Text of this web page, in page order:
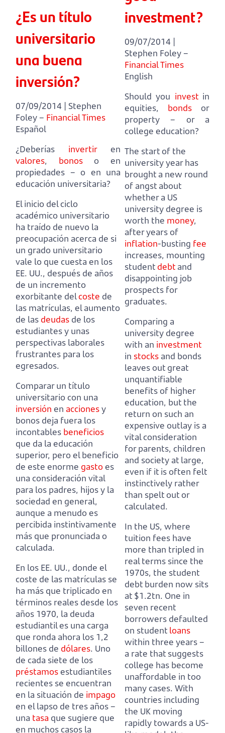
¿Es un título
universitario
una buena
inversión?
07/09/2014 | Stephen
Foley – Financial Times
Español
¿Deberías invertiren
valores, bonoso en
propiedades – o en una
educación universitaria?
El inicio del ciclo
académico universitario
ha traído de nuevo la
preocupación acerca de si
un grado universitario
vale lo que cuesta en los
EE. UU., después de años
de un incremento
exorbitante delcoste de
las matrículas, el aumento
de las deudas de los
estudiantes y unas
perspectivas laborales
frustrantes para los
egresados.
Comparar un título
universitario con una
inversión en accionesy
bonos deja fuera los
incontables beneficios
que da la educación
superior, pero el beneficio
de este enorme gastoes
una consideración vital
para los padres, hijos y la
sociedad en general,
aunque a menudo es
percibida instintivamente
más que pronunciada o
calculada.
En los EE. UU., donde el
coste de las matrículas se
ha más que triplicado en
términos reales desde los
años 1970, la deuda
estudiantil es una carga
que ronda ahora los 1,2
billones de dólares. Uno
de cada siete de los
préstamosestudiantiles
recientes se encuentran
en la situación de impago
en el lapso de tres años –
una tasa que sugiere que
en muchos casos la
investment?
09/07/2014 |
Stephen Foley –
Financial Times
English
Should you investin
equities, bonds or
property – or a
college education?
The start of the
university year has
brought a new round
of angst about
whether a US
university degree is
worth the money,
after years of
inflation-busting fee
increases, mounting
student debt and
disappointing job
prospects for
graduates.
Comparing a
university degree
with an investment
in stocks and bonds
leaves out great
unquantifiable
benefits of higher
education, but the
return on such an
expensive outlay is a
vital consideration
for parents, children
and society at large,
even if it is often felt
instinctively rather
than spelt out or
calculated.
In the US, where
tuition fees have
more than tripled in
real terms since the
1970s, the student
debt burden now sits
at $1.2tn. One in
seven recent
borrowers defaulted
on student loans
within three years –
a rate that suggests
college has become
unaffordable in too
many cases. With
countries including
the UK moving
rapidly towards a US-